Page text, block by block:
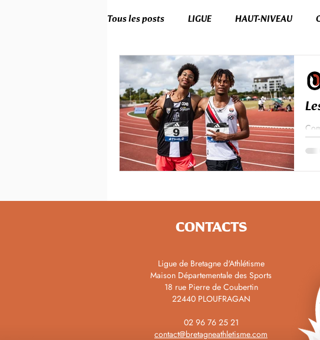
Tous les posts LIGUE HAUT-NIVEAU
FORMATION JEUNES FORME &
CONTACTS
Ligue de Bretagne d'Athlétisme
Maison Départementale des Sports
18 rue Pierre de Coubertin
22440 PLOUFRAGAN
02 96 76 25 21
contact@bretagneathletisme.com